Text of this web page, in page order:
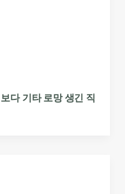
다 기타 로망 생긴 직